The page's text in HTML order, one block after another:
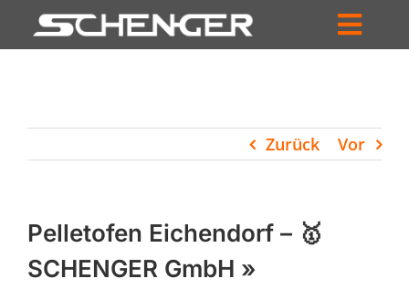
Inhalt
HÄNDLERSUCHE
UNTERNEHMEN
Zurück Vor
Pelletofen Eichendorf – 🥇
SCHENGER GmbH »